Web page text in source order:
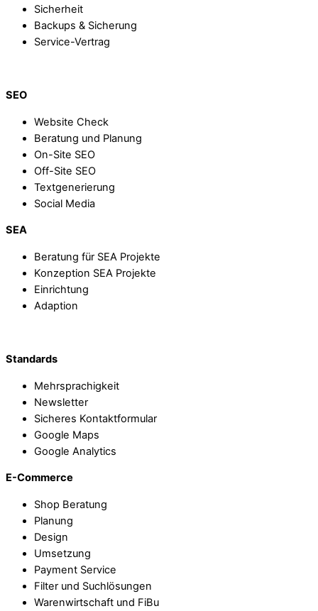
Sicherheit
Backups & Sicherung
Service-Vertrag
SEO
Website Check
Beratung und Planung
On-Site SEO
Off-Site SEO
Textgenerierung
Social Media
SEA
Beratung für SEA Projekte
Konzeption SEA Projekte
Einrichtung
Adaption
Standards
Mehrsprachigkeit
Newsletter
Sicheres Kontaktformular
Google Maps
Google Analytics
E-Commerce
Shop Beratung
Planung
Design
Umsetzung
Payment Service
Filter und Suchlösungen
Warenwirtschaft und FiBu